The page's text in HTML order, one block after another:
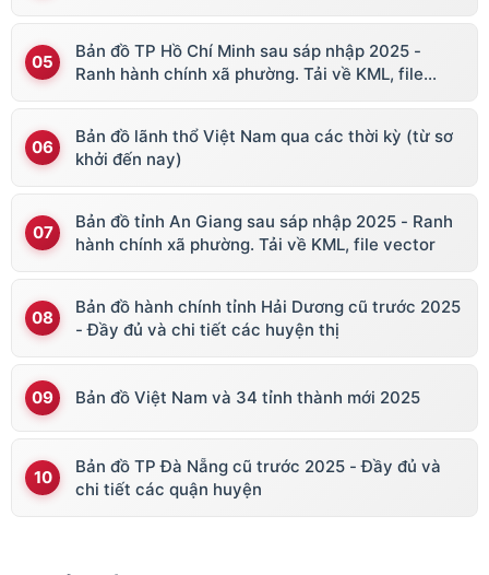
Bản đồ TP Hồ Chí Minh sau sáp nhập 2025 -
Ranh hành chính xã phường. Tải về KML, file
Bản đồ lãnh thổ Việt Nam qua các thời kỳ (từ sơ
khởi đến nay)
Bản đồ tỉnh An Giang sau sáp nhập 2025 - Ranh
hành chính xã phường. Tải về KML, file vector
Bản đồ hành chính tỉnh Hải Dương cũ trước 2025
- Đầy đủ và chi tiết các huyện thị
Bản đồ Việt Nam và 34 tỉnh thành mới 2025
Bản đồ TP Đà Nẵng cũ trước 2025 - Đầy đủ và
chi tiết các quận huyện